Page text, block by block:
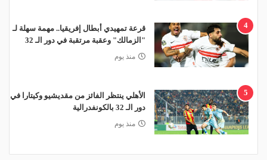
4
قرعة تمهيدي أبطال إفريقيا.. مهمة سهلة لـ
"الزمالك" وعقبة مرتقبة في دور الـ 32
منذ يوم
5
الأهلي ينتظر الفائز من مقديشيو وكيتارا في
دور الـ 32 بالكونفدرالية
منذ يوم